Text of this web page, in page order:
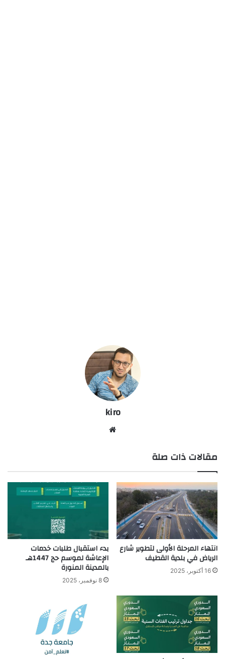
kiro
مقالات ذات صلة
انتهاء المرحلة الأولى لتطوير شارع
الرياض في بلدية القطيف
16 أكتوبر، 2025
بدء استقبال طلبات خدمات
الإعاشة لموسم حج 1447هـ
بالمدينة المنورة
8 نوفمبر، 2025